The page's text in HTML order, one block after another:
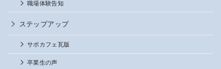
職場体験告知
ステップアップ
サポカフェ瓦版
卒業生の声